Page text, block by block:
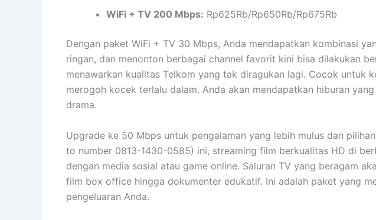
WiFi + TV 200 Mbps: Rp625Rb/Rp650Rb/Rp675Rb
Dengan paket WiFi + TV 30 Mbps, Anda mendapatkan kombinasi
ringan, dan menonton berbagai channel favorit kini bisa dilakukan
menawarkan kualitas Telkom yang tak diragukan lagi. Cocok untuk
merogoh kocek terlalu dalam. Anda akan mendapatkan hiburan
drama.
Upgrade ke 50 Mbps untuk pengalaman yang lebih mulus dan
to number 0813-1430-0585) ini, streaming film berkualitas HD di
dengan media sosial atau game online. Saluran TV yang beragam
film box office hingga dokumenter edukatif. Ini adalah paket yang
pengeluaran Anda.